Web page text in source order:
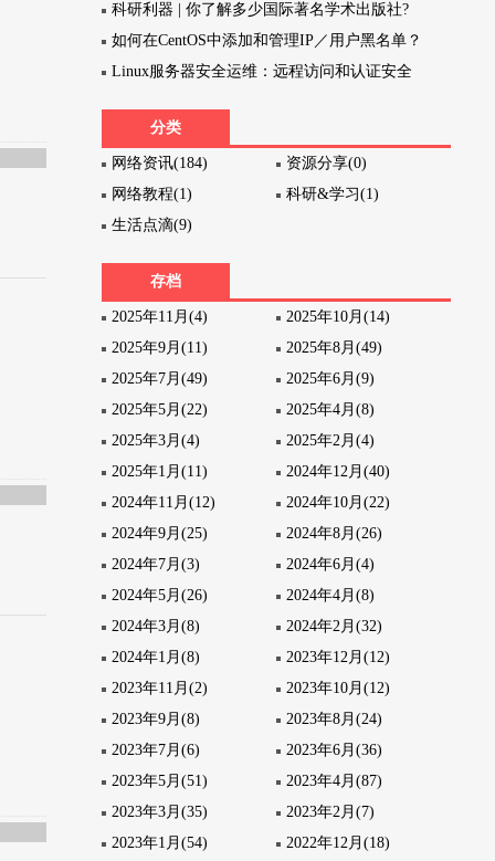
科研利器 | 你了解多少国际著名学术出版社?
如何在CentOS中添加和管理IP／用户黑名单？
Linux服务器安全运维：远程访问和认证安全
分类
网络资讯(184)
资源分享(0)
网络教程(1)
科研&学习(1)
生活点滴(9)
存档
2025年11月(4)
2025年10月(14)
2025年9月(11)
2025年8月(49)
2025年7月(49)
2025年6月(9)
2025年5月(22)
2025年4月(8)
2025年3月(4)
2025年2月(4)
2025年1月(11)
2024年12月(40)
2024年11月(12)
2024年10月(22)
2024年9月(25)
2024年8月(26)
2024年7月(3)
2024年6月(4)
2024年5月(26)
2024年4月(8)
2024年3月(8)
2024年2月(32)
2024年1月(8)
2023年12月(12)
2023年11月(2)
2023年10月(12)
2023年9月(8)
2023年8月(24)
2023年7月(6)
2023年6月(36)
2023年5月(51)
2023年4月(87)
2023年3月(35)
2023年2月(7)
2023年1月(54)
2022年12月(18)